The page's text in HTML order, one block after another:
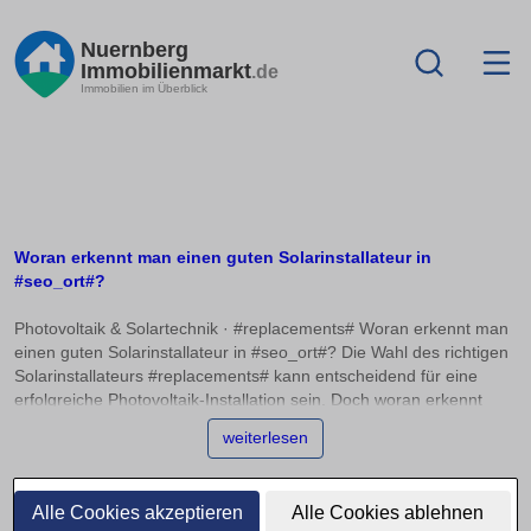
Alle Cookies akzeptieren Alle Cookies ablehnen
Nuernberg
Immobilienmarkt.de
Immobilien im Überblick
Woran erkennt man einen guten Solarinstallateur in
#seo_ort#?
Photovoltaik & Solartechnik · #replacements# Woran erkennt man
einen guten Solarinstallateur in #seo_ort#? Die Wahl des richtigen
Solarinstallateurs #replacements# kann entscheidend für eine
erfolgreiche Photovoltaik-Installation sein. Doch woran erkennt
man einen seriösen und professionellen Betrieb? Dieser Artikel
bietet Orientierung anhand von Kriterien wie Schulungen,
Bewertung von Kundenbewertungen. Ein erster wichtiger Aspekt ist
die Qualifikation des Solarinstallateurs. Achten Sie darauf, dass der
weiterlesen